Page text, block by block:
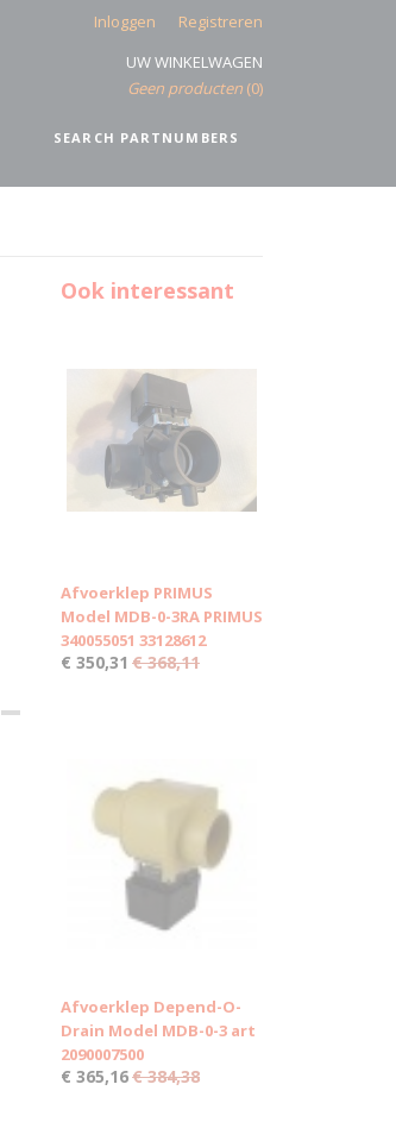
Inloggen
Registreren
UW WINKELWAGEN
Geen producten (0)
SEARCH PARTNUMBERS
Ook interessant
Afvoerklep PRIMUS
Model MDB-0-3RA PRIMUS
340055051 33128612
€ 350,31 € 368,11
Afvoerklep Depend-O-
Drain Model MDB-0-3 art
2090007500
€ 365,16€ 384,38